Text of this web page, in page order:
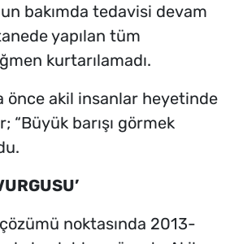
bakımda tedavisi devam
yapılan tüm
kurtarılamadı.
önce akil insanlar heyetinde
“Büyük barışı görmek
noktasında 2013-